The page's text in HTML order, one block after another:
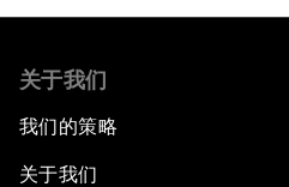
关于我们
我们的策略
关于我们